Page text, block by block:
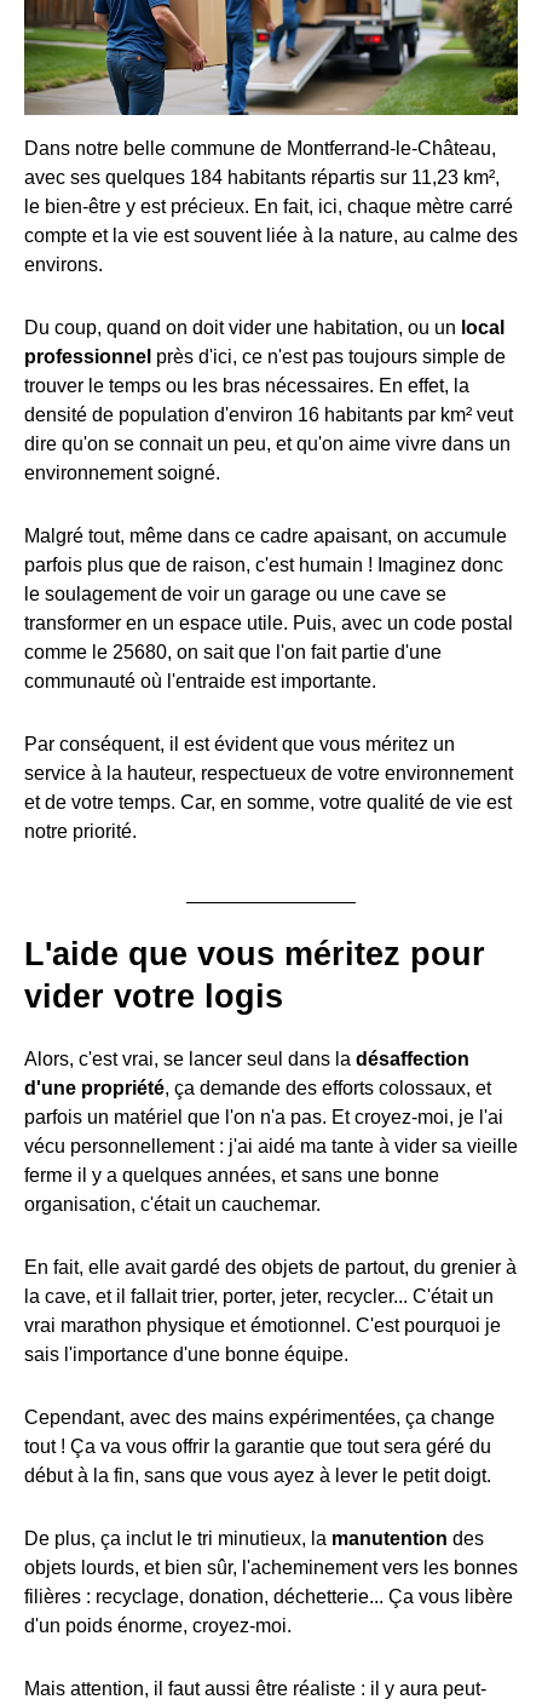
Dans notre belle commune de Montferrand-le-Château,
avec ses quelques 184 habitants répartis sur 11,23 km²,
le bien-être y est précieux. En fait, ici, chaque mètre carré
compte et la vie est souvent liée à la nature, au calme des
environs.
Du coup, quand on doit vider une habitation, ou un local
professionnel près d'ici, ce n'est pas toujours simple de
trouver le temps ou les bras nécessaires. En effet, la
densité de population d'environ 16 habitants par km² veut
dire qu'on se connait un peu, et qu'on aime vivre dans un
environnement soigné.
Malgré tout, même dans ce cadre apaisant, on accumule
parfois plus que de raison, c'est humain ! Imaginez donc
le soulagement de voir un garage ou une cave se
transformer en un espace utile. Puis, avec un code postal
comme le 25680, on sait que l'on fait partie d'une
communauté où l'entraide est importante.
Par conséquent, il est évident que vous méritez un
service à la hauteur, respectueux de votre environnement
et de votre temps. Car, en somme, votre qualité de vie est
notre priorité.
L'aide que vous méritez pour
vider votre logis
Alors, c'est vrai, se lancer seul dans la désaffection
d'une propriété, ça demande des efforts colossaux, et
parfois un matériel que l'on n'a pas. Et croyez-moi, je l'ai
vécu personnellement : j'ai aidé ma tante à vider sa vieille
ferme il y a quelques années, et sans une bonne
organisation, c'était un cauchemar.
En fait, elle avait gardé des objets de partout, du grenier à
la cave, et il fallait trier, porter, jeter, recycler... C'était un
vrai marathon physique et émotionnel. C'est pourquoi je
sais l'importance d'une bonne équipe.
Cependant, avec des mains expérimentées, ça change
tout ! Ça va vous offrir la garantie que tout sera géré du
début à la fin, sans que vous ayez à lever le petit doigt.
De plus, ça inclut le tri minutieux, la manutention des
objets lourds, et bien sûr, l'acheminement vers les bonnes
filières : recyclage, donation, déchetterie... Ça vous libère
d'un poids énorme, croyez-moi.
Mais attention, il faut aussi être réaliste : il y aura peut-